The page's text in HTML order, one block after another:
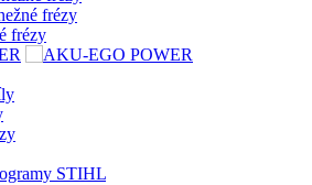
frézy
frézy
STIHL